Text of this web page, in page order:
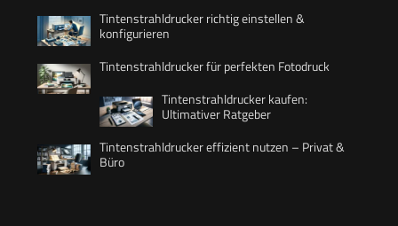
Tintenstrahldrucker richtig einstellen &
konfigurieren
Tintenstrahldrucker für perfekten Fotodruck
Tintenstrahldrucker kaufen:
Ultimativer Ratgeber
Tintenstrahldrucker effizient nutzen – Privat &
Büro